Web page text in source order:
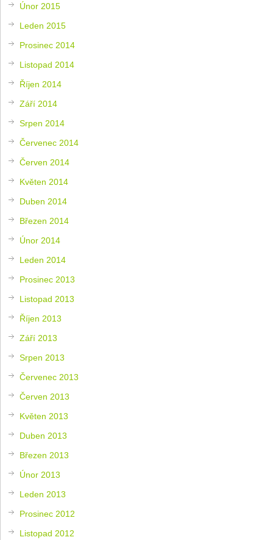
Únor 2015
Leden 2015
Prosinec 2014
Listopad 2014
Říjen 2014
Září 2014
Srpen 2014
Červenec 2014
Červen 2014
Květen 2014
Duben 2014
Březen 2014
Únor 2014
Leden 2014
Prosinec 2013
Listopad 2013
Říjen 2013
Září 2013
Srpen 2013
Červenec 2013
Červen 2013
Květen 2013
Duben 2013
Březen 2013
Únor 2013
Leden 2013
Prosinec 2012
Listopad 2012